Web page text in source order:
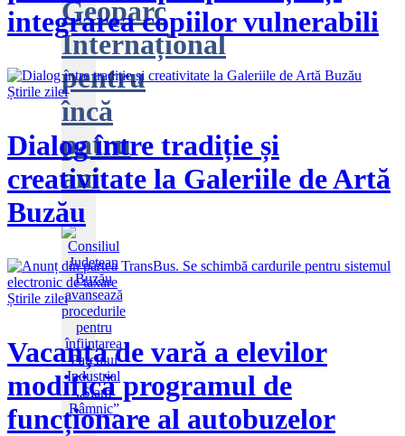
Geoparc
Internațional
pentru
încă
patru
ani
integrarea copiilor vulnerabili
Știrile zilei
Dialog între tradiție și
creativitate la Galeriile de Artă
Buzău
Știrile zilei
Vacanța de vară a elevilor
modifică programul de
funcționare al autobuzelor